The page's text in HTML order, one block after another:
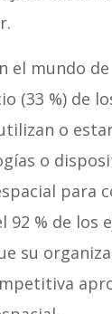
el mundo
(33 %) de
o
o
para
92 % de los
su